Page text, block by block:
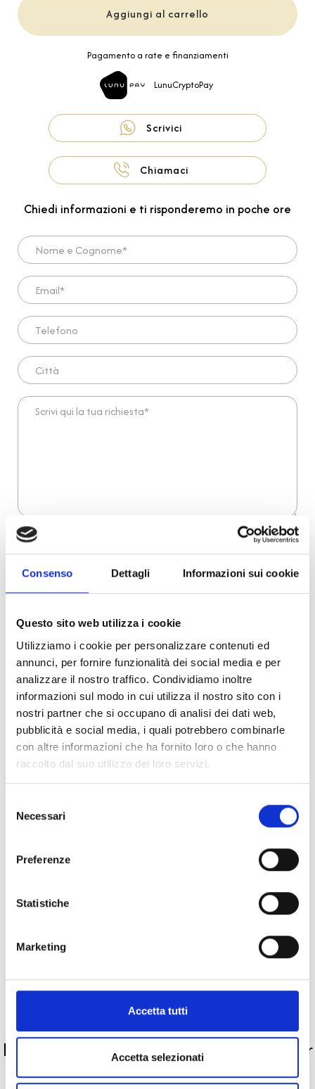
Consenso Dettagli Informazioni sui cookie
Questo sito web utilizza i cookie
Utilizziamo i cookie per personalizzare contenuti ed
annunci, per fornire funzionalità dei social media e per
analizzare il nostro traffico. Condividiamo inoltre
informazioni sul modo in cui utilizza il nostro sito con i
nostri partner che si occupano di analisi dei dati web,
pubblicità e social media, i quali potrebbero combinarle
con altre informazioni che ha fornito loro o che hanno
raccolto dal suo utilizzo dei loro servizi.
delNecessari
Preferenze
Statistiche
Marketing
Accetta tutti
Accetta selezionati
Aggiungi al carrello
Pagamento a rate e finanziamenti
LunuCryptoPay
Scrivici
Chiamaci
Chiedi informazioni e ti risponderemo in poche ore
Nome e Cognome*
Email*
Telefono
Città
Scrivi qui la tua richiesta*
Dichiaro di aver preso visione dell'
Invia richiesta
Reso facile e veloce
PRONTA consegna
Spedizione Gratuita
Codice
Pietre preziose
La nostra selezione di prodotti scelti per
te